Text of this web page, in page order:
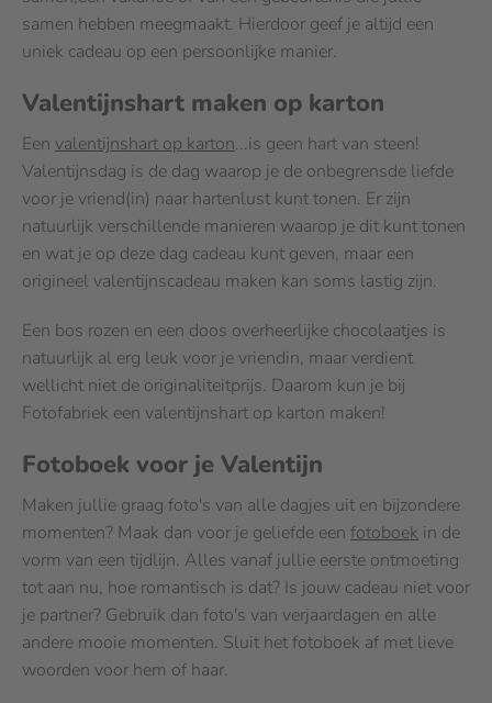
samen hebben meegmaakt. Hierdoor geef je altijd een
uniek cadeau op een persoonlijke manier.
Valentijnshart maken op karton
Een valentijnshart op karton...is geen hart van steen!
Valentijnsdag is de dag waarop je de onbegrensde liefde
voor je vriend(in) naar hartenlust kunt tonen. Er zijn
natuurlijk verschillende manieren waarop je dit kunt tonen
en wat je op deze dag cadeau kunt geven, maar een
origineel valentijnscadeau maken kan soms lastig zijn.
Een bos rozen en een doos overheerlijke chocolaatjes is
natuurlijk al erg leuk voor je vriendin, maar verdient
wellicht niet de originaliteitprijs. Daarom kun je bij
Fotofabriek een valentijnshart op karton maken!
Fotoboek voor je Valentijn
Maken jullie graag foto's van alle dagjes uit en bijzondere
momenten? Maak dan voor je geliefde een fotoboek in de
vorm van een tijdlijn. Alles vanaf jullie eerste ontmoeting
tot aan nu, hoe romantisch is dat? Is jouw cadeau niet voor
je partner? Gebruik dan foto's van verjaardagen en alle
andere mooie momenten. Sluit het fotoboek af met lieve
woorden voor hem of haar.